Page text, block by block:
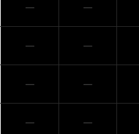
─ ─
─ ─
─ ─
─ ─